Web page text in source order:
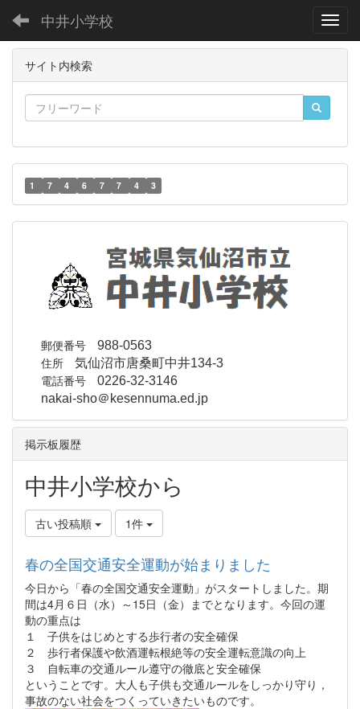
中井小学校
サイト内検索
1 7 4 6 7 7 4 3
郵便番号 988-0563
住所 気仙沼市唐桑町中井134-3
電話番号 0226-32-3146
nakai-sho＠kesennuma.ed.jp
掲示板履歴
中井小学校から
古い投稿順 1件
春の全国交通安全運動が始まりました
今日から「春の全国交通安全運動」がスタートしました。期
間は4月６日（水）～15日（金）までとなります。今回の運
動の重点は
１ 子供をはじめとする歩行者の安全確保
２ 歩行者保護や飲酒運転根絶等の安全運転意識の向上
３ 自転車の交通ルール遵守の徹底と安全確保
ということです。大人も子供も交通ルールをしっかり守り，
事故のない社会をつくっていきたいものです。